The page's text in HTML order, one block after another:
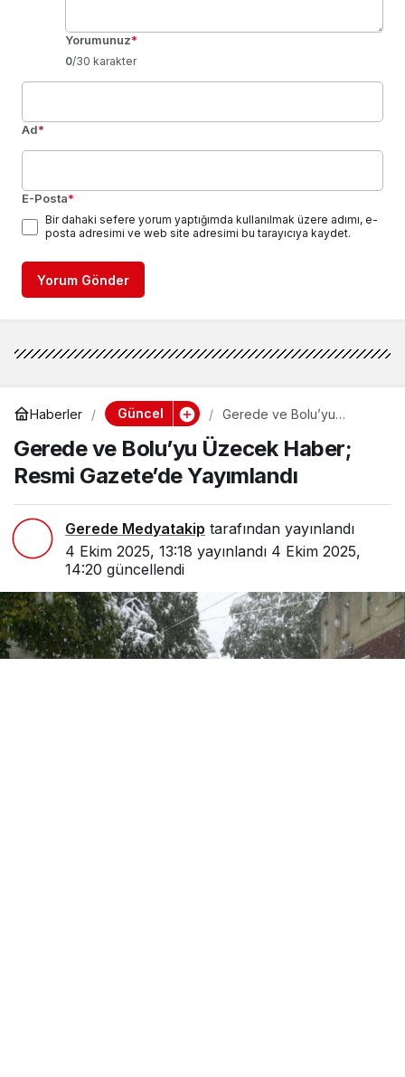
Yorumunuz*
0/30 karakter
Ad*
E-Posta*
Bir dahaki sefere yorum yaptığımda kullanılmak üzere adımı, e-
posta adresimi ve web site adresimi bu tarayıcıya kaydet.
Yorum Gönder
Haberler Güncel
Gerede ve Bolu’yu
Gazete’de Yayımlandı
Gerede ve Bolu’yu Üzecek Haber;
Resmi Gazete’de Yayımlandı
Gerede Medyatakip tarafından yayınlandı
4 Ekim 2025, 13:18 yayınlandı 4 Ekim 2025,
14:20 güncellendi